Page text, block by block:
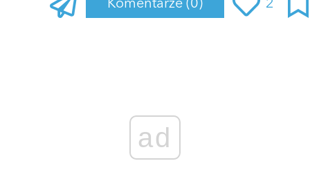
Komentarze (0) 2
ad